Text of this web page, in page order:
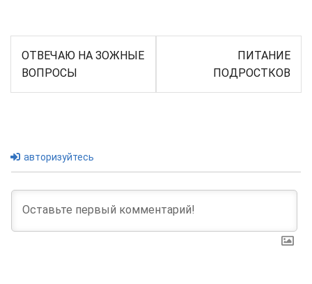
Навигация
по
записям
ОТВЕЧАЮ НА ЗОЖНЫЕ
ВОПРОСЫ
ПИТАНИЕ
ПОДРОСТКОВ
авторизуйтесь